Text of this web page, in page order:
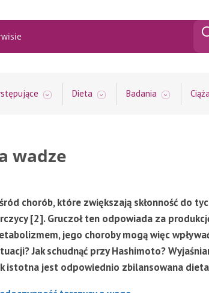
Dieta Badania
wadze
chorób, które zwiększają skłonność do
[2]. Gruczoł ten odpowiada za
jego choroby mogą więc
Jak schudnąć przy Hashimoto?
istotna jest odpowiednio zbilansowana